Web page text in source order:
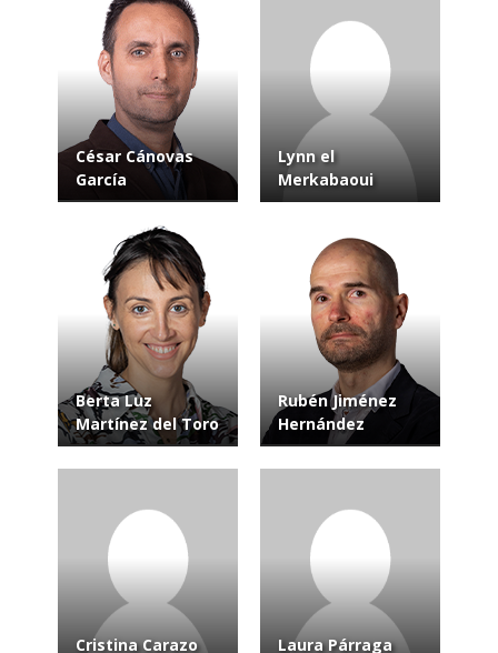
César Cánovas
García
Lynn el
Merkabaoui
Berta Luz
Martínez del Toro
Rubén Jiménez
Hernández
Cristina Carazo Laura Párraga